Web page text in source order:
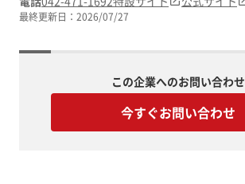
最終更新日： 2026/07/27
この企業へのお問い合わせ
今すぐお問い合わせ